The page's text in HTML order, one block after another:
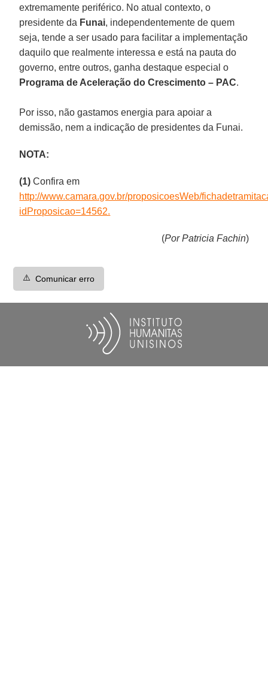
extremamente periférico. No atual contexto, o
presidente da Funai, independentemente de quem
seja, tende a ser usado para facilitar a implementação
daquilo que realmente interessa e está na pauta do
governo, entre outros, ganha destaque especial o
Programa de Aceleração do Crescimento – PAC.
Por isso, não gastamos energia para apoiar a
demissão, nem a indicação de presidentes da Funai.
NOTA:
(1) Confira em
http://www.camara.gov.br/proposicoesWeb/
idProposicao=14562.
(Por Patricia Fachin)
⚠️ Comunicar erro